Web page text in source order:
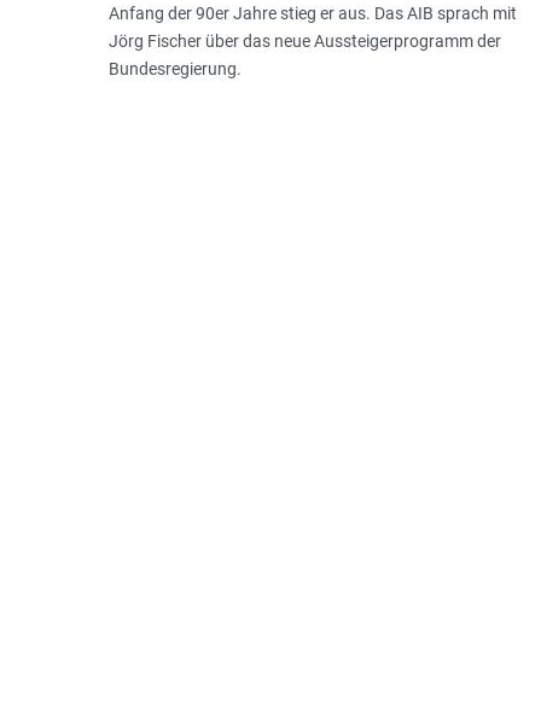
Anfang der 90er Jahre stieg er aus. Das AIB sprach mit
Jörg Fischer über das neue Aussteigerprogramm der
Bundesregierung.